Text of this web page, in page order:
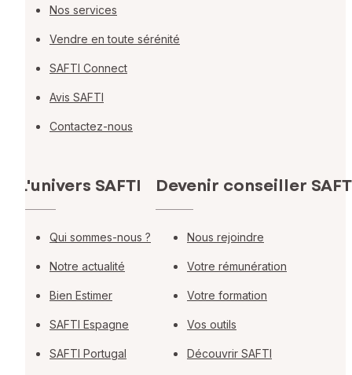
Nos services
Vendre en toute sérénité
SAFTI Connect
Avis SAFTI
Contactez-nous
L'univers SAFTI
Qui sommes-nous ?
Notre actualité
Bien Estimer
SAFTI Espagne
SAFTI Portugal
Devenir conseiller
Nous rejoindre
Votre rémunération
Votre formation
Vos outils
Découvrir SAFTI